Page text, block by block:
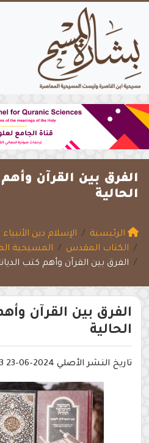
الفرق بين القرآن
الحالية
الرئيسية الإسلام دين الأنبياء
الكتاب المقدس
المسيحية
الفرق بين القرآن وأهم كتب
الفرق بين القرآن
الحالية
تاريخ النشر الأصلي 2024-06-23 21:02:53.